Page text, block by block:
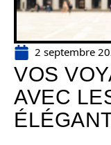
2 septembre
VOS
AVEC